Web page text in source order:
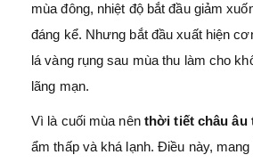
mùa đông, nhiệt độ bắt đầu giảm
đáng kể. Nhưng bắt đầu xuất hiện
lá vàng rụng sau mùa thu làm cho
lãng mạn.
Vì là cuối mùa nên thời tiết châu âu
ẩm thấp và khá lạnh. Điều này,